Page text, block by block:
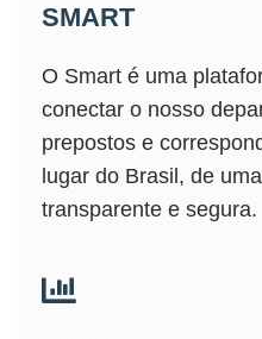
SMART
O Smart é uma
conectar o nosso
prepostos e
lugar do Brasil, de
transparente e segura.